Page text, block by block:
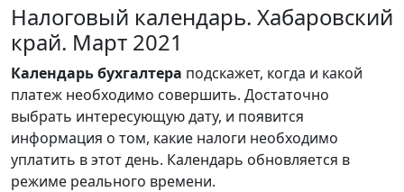
Налоговый календарь. Хабаровский
край. Март 2021
Календарьбухгалтера подскажет, когда и какой
платеж необходимо совершить. Достаточно
выбрать интересующую дату, и появится
информация о том, какие налоги необходимо
уплатить в этот день. Календарь обновляется в
режиме реального времени.